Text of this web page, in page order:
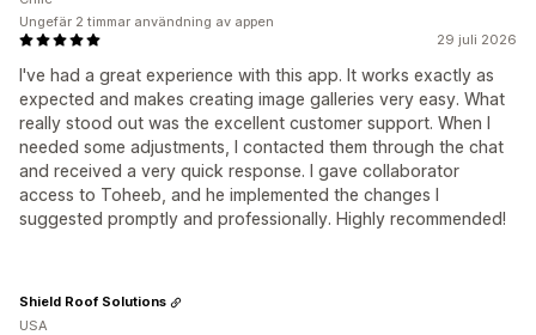
29 juli 2026
I've had a great experience with this app. It works exactly as
expected and makes creating image galleries very easy. What
really stood out was the excellent customer support. When I
needed some adjustments, I contacted them through the chat
and received a very quick response. I gave collaborator
access to Toheeb, and he implemented the changes I
suggested promptly and professionally. Highly recommended!
Ungefär 2 timmar användning av appen
Shield Roof Solutions
USA